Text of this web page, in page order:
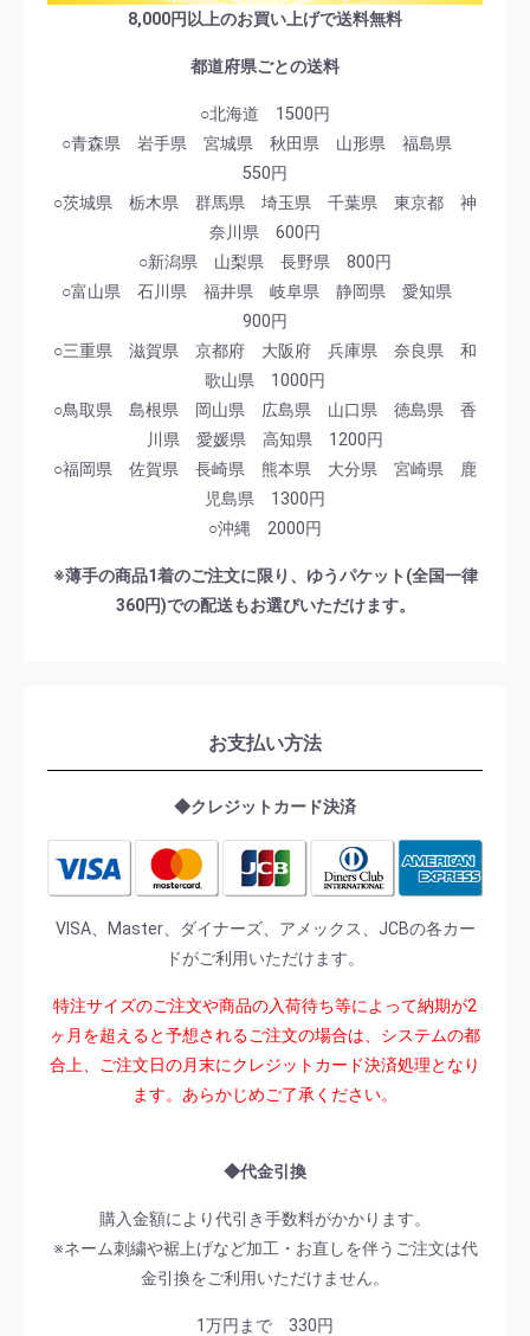
8,000円以上のお買い上げで送料無料
都道府県ごとの送料
○北海道 1500円
○青森県 岩手県 宮城県 秋田県 山形県 福島県
550円
○茨城県 栃木県 群馬県 埼玉県 千葉県 東京都 神
奈川県 600円
○新潟県 山梨県 長野県 800円
○富山県 石川県 福井県 岐阜県 静岡県 愛知県
900円
○三重県 滋賀県 京都府 大阪府 兵庫県 奈良県 和
歌山県 1000円
○鳥取県 島根県 岡山県 広島県 山口県 徳島県 香
川県 愛媛県 高知県 1200円
○福岡県 佐賀県 長崎県 熊本県 大分県 宮崎県 鹿
児島県 1300円
○沖縄 2000円
※薄手の商品1着のご注文に限り、ゆうパケット(全国一律
360円)での配送もお選びいただけます。
お支払い方法
◆クレジットカード決済
VISA、Master、ダイナーズ、アメックス、JCBの各カー
ドがご利用いただけます。
特注サイズのご注文や商品の入荷待ち等によって納期が2
ヶ月を超えると予想されるご注文の場合は、システムの都
合上、ご注文日の月末にクレジットカード決済処理となり
ます。あらかじめご了承ください。
◆代金引換
購入金額により代引き手数料がかかります。
※ネーム刺繍や裾上げなど加工・お直しを伴うご注文は代
金引換をご利用いただけません。
1万円まで 330円